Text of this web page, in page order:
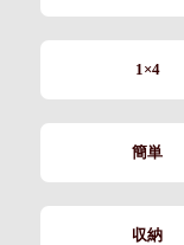
1×4
簡単
収納